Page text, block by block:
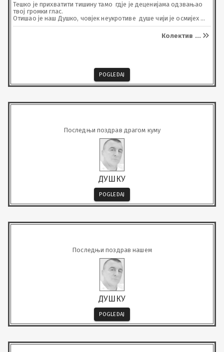
Тешко је прихватити тишину тамо  гдје је деценијама одзвањао
твој громки глас.
Отишао је наш Душко, човјек неукротиве  душе чији је осмијех
био снага свима нама. Наш колега, наш „дискретни херој“
осјећао је свачију муку као своју. У  тренутцима када су
одлучивале секунде успијевао је да буде врхунски
Био је очинска фигура за младе колеге, увијек спреман да
Данас су хладни и пусти  ходници Хитне.  Само тишина.
непреболна празнина.
Вози мирно кроз вјечност, а ми ћемо те носити као вјечно
П.С. Дуле, остаје оних пар твојих реченица да се памте и
Колектив ...
POGLEDAJ
Последњи поздрав драгом куму
ДУШКУ
POGLEDAJ
Последњи поздрав нашем
ДУШКУ
POGLEDAJ